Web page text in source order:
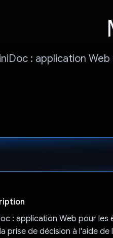
: application
: application Web pour les
prise de décision à l'aide de